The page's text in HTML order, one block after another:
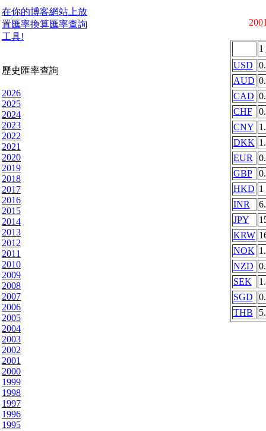
在你的博客網站上放
置匯率換算匯率查詢
工具!
歷史匯率查詢
2026
2025
2024
2023
2022
2021
2020
2019
2018
2017
2016
2015
2014
2013
2012
2011
2010
2009
2008
2007
2006
2005
2004
2003
2002
2001
2000
1999
1998
1997
1996
1995
1
USD
AUD
CAD
CHF
CNY
DKK
EUR
GBP
HKD 1
INR
JPY
KRW
NOK
NZD
SEK
SGD
THB